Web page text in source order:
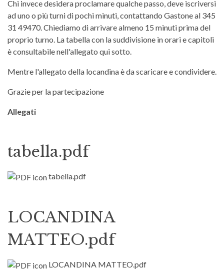
Chi invece desidera proclamare qualche passo, deve iscriversi
ad uno o più turni di pochi minuti, contattando Gastone al 345
31 49470. Chiediamo di arrivare almeno 15 minuti prima del
proprio turno. La tabella con la suddivisione in orari e capitoli
è consultabile nell'allegato qui sotto.
Mentre l'allegato della locandina è da scaricare e condividere.
Grazie per la partecipazione
Allegati
tabella.pdf
tabella.pdf
LOCANDINA
MATTEO.pdf
LOCANDINA MATTEO.pdf